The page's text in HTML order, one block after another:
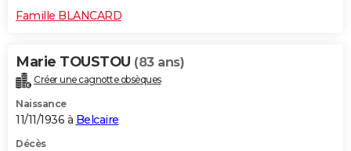
Famille BLANCARD
Marie TOUSTOU (83 ans)
Créer une cagnotte obsèques
Naissance
11/11/1936 à Belcaire
Décès